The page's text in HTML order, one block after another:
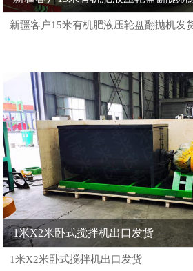
新疆客户15米有机肥液压轮盘翻抛机发
1米X2米卧式搅拌机出口发货
1米X2米卧式搅拌机出口发货